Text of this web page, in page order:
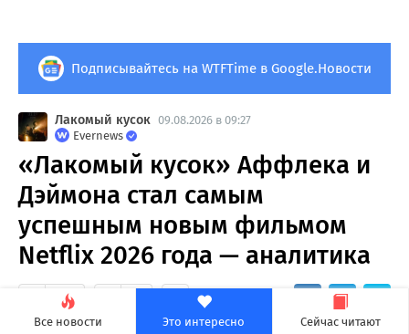
Все новости Это интересно Сейчас читают
Подписывайтесь на WTFTime в Google.Новости
Лакомый кусок 09.08.2026 в 09:27
Evernews
«Лакомый кусок» Аффлека и
Дэймона стал самым
успешным новым фильмом
Netflix 2026 года — аналитика
19